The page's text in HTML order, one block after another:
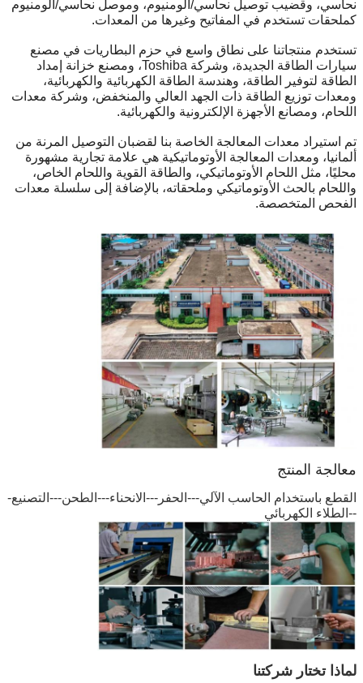
نحاسي، وقضيب توصيل نحاسي/ألومنيوم، وموصل نحاسي/ألومنيوم
كملحقات تستخدم في المفاتيح وغيرها من المعدات.
تستخدم منتجاتنا على نطاق واسع في حزم البطاريات في مصنع
سيارات الطاقة الجديدة، وشركة Toshiba، ومصنع خزانة إمداد
الطاقة لتوفير الطاقة، وهندسة الطاقة الكهربائية والكهربائية،
ومعدات توزيع الطاقة ذات الجهد العالي والمنخفض، وشركة معدات
اللحام، ومصانع الأجهزة الإلكترونية والكهربائية.
تم استيراد معدات المعالجة الخاصة بنا لقضبان التوصيل المرنة من
ألمانيا، ومعدات المعالجة الأوتوماتيكية هي علامة تجارية مشهورة
محليًا، مثل اللحام الأوتوماتيكي، والطاقة القوية واللحام الخاص،
واللحام بالحث الأوتوماتيكي وملحقاته، بالإضافة إلى سلسلة معدات
الفحص المتخصصة.
معالجة المنتج
القطع باستخدام الحاسب الآلي---الحفر---الانحناء---الطحن---التصنيع-
--الطلاء الكهربائي
لماذا تختار شركتنا